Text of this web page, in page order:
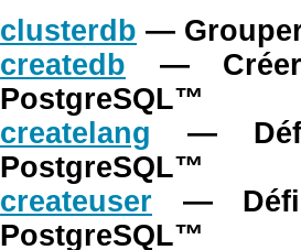
clusterdb —
createdb
—
PostgreSQL™
createlang
—
PostgreSQL™
createuser
—
PostgreSQL™